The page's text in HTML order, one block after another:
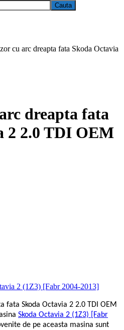
cu arc dreapta fata Skoda Octavia
dreapta fata
2 2.0 TDI OEM
2 (1Z3) [Fabr 2004-2013]
fata Skoda Octavia 2 2.0 TDI OEM
Skoda Octavia 2 (1Z3) [Fabr
de pe aceasta masina sunt